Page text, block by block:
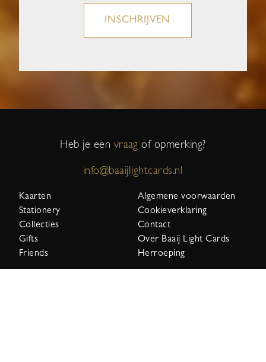
INSCHRIJVEN
Heb je een vraag of opmerking?
info@baaijlightcards.nl
Kaarten
Stationery
Collecties
Gifts
Friends
Algemene voorwaarden
Cookieverklaring
Contact
Over Baaij Light Cards
Herroeping